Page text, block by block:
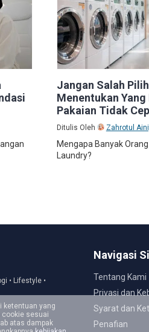
Jangan Salah
Menentukan
Pakaian Tidak
Ditulis Oleh Zahrotul
Mengapa Banyak
Laundry?
• Lifestyle •
ketentuan yang
cookie sesuai
atas dampak
Navigasi
Tentang Kami
Privasi dan
Syarat dan
Penafian